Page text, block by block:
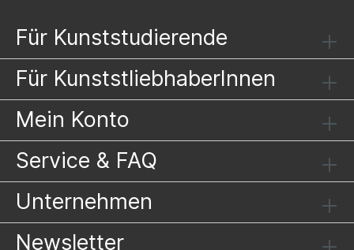
Für Kunststudierende
Für KunststliebhaberInnen
Mein Konto
Service & FAQ
Unternehmen
Newsletter